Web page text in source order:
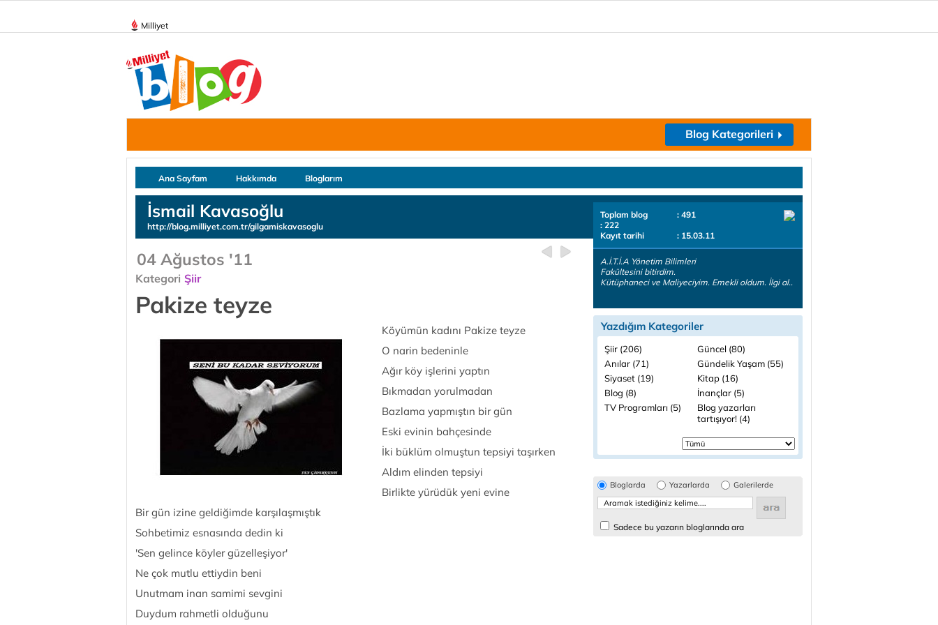
Milliyet
Blog Kategorileri
Ana Sayfam Hakkımda Bloglarım
İsmail Kavasoğlu
http://blog.milliyet.com.tr/gilgamiskavasoglu
04 Ağustos '11
Kategori Şiir
Pakize teyze
Köyümün kadını Pakize teyze
O narin bedeninle
Ağır köy işlerini yaptın
Bıkmadan yorulmadan
Bazlama yapmıştın bir gün
Eski evinin bahçesinde
İki büklüm olmuştun tepsiyi taşırken
Aldım elinden tepsiyi
Birlikte yürüdük yeni evine
Bir gün izine geldiğimde karşılaşmıştık
Sohbetimiz esnasında dedin ki
'Sen gelince köyler güzelleşiyor'
Ne çok mutlu ettiydin beni
Unutmam inan samimi sevgini
Duydum rahmetli olduğunu
Toplam blog
: 491
: 222
Kayıt tarihi
: 15.03.11
A.İ.T.İ.A Yönetim Bilimleri
Fakültesini bitirdim.
Kütüphaneci ve Maliyeciyim. Emekli oldum. İlgi al..
Yazdığım Kategoriler
Şiir (206)
Güncel (80)
Anılar (71)
Gündelik Yaşam (55)
Siyaset (19)
Kitap (16)
Blog (8)
İnançlar (5)
TV Programları (5)
Blog yazarları
tartışıyor! (4)
Bloglarda Yazarlarda Galerilerde
Sadece bu yazarın bloglarında ara